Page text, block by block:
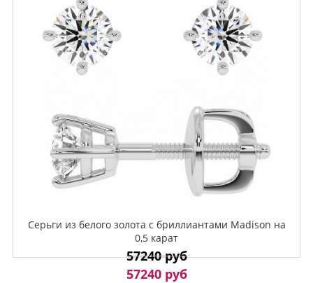
Серьги из белого золота с бриллиантами Madison на
0,5 карат
57240 руб
57240 руб